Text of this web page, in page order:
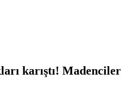
karıştı! Madenciler